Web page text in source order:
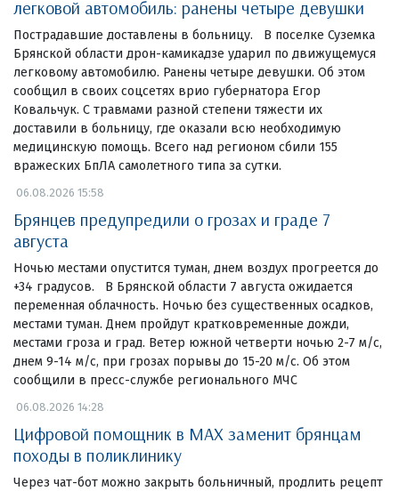
легковой автомобиль: ранены четыре девушки
Пострадавшие доставлены в больницу. В поселке Суземка
Брянской области дрон-камикадзе ударил по движущемуся
легковому автомобилю. Ранены четыре девушки. Об этом
сообщил в своих соцсетях врио губернатора Егор
Ковальчук. С травмами разной степени тяжести их
доставили в больницу, где оказали всю необходимую
медицинскую помощь. Всего над регионом сбили 155
вражеских БпЛА самолетного типа за сутки.
06.08.2026 15:58
Брянцев предупредили о грозах и граде 7
августа
Ночью местами опустится туман, днем воздух прогреется до
+34 градусов. В Брянской области 7 августа ожидается
переменная облачность. Ночью без существенных осадков,
местами туман. Днем пройдут кратковременные дожди,
местами гроза и град. Ветер южной четверти ночью 2-7 м/с,
днем 9-14 м/с, при грозах порывы до 15-20 м/с. Об этом
сообщили в пресс-службе регионального МЧС
06.08.2026 14:28
Цифровой помощник в MAX заменит брянцам
походы в поликлинику
Через чат-бот можно закрыть больничный, продлить рецепт